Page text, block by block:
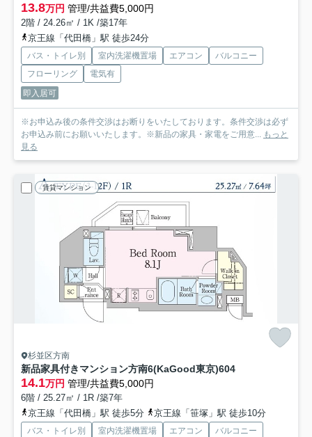
13.8万円 管理/共益費5,000円
2階 / 24.26㎡ / 1K /築17年
京王線「代田橋」駅 徒歩24分
バス・トイレ別 室内洗濯機置場 エアコン
バルコニー
フローリング
電気有
即入居可
※お申込み後の条件交渉はお断りをいたしております。条件交渉は必ず
お申込み前にお願いいたします。※新品の家具・家電をご用意... もっと
見る
賃貸マンション
杉並区方南
新品家具付きマンション方南6(KaGood東京)604
14.1万円 管理/共益費5,000円
6階 / 25.27㎡ / 1R /築7年
京王線「代田橋」駅 徒歩5分
京王線「笹塚」駅 徒歩10分
バス・トイレ別 室内洗濯機置場 エアコン
バルコニー